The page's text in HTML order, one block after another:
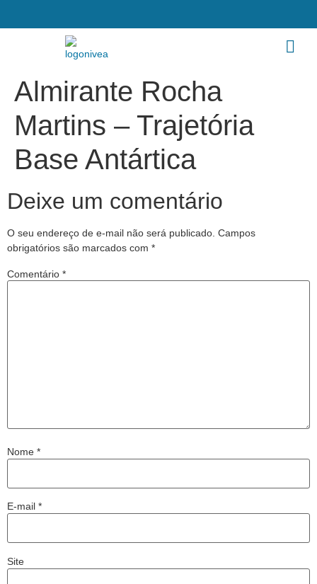
Almirante Rocha
Martins – Trajetória
Base Antártica
Deixe um comentário
O seu endereço de e-mail não será publicado. Campos
obrigatórios são marcados com *
Comentário *
Nome *
E-mail *
Site